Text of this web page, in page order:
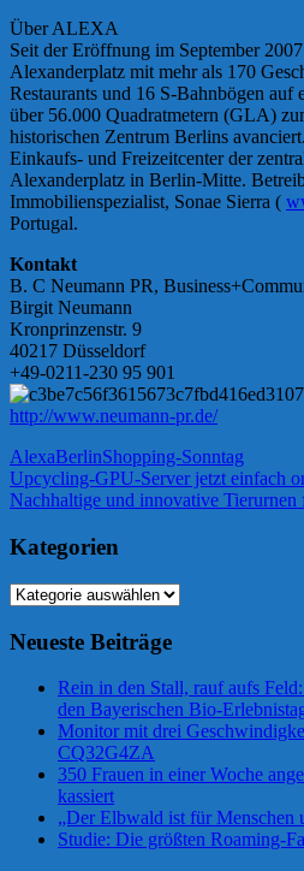
Über ALEXA
Seit der Eröffnung im September
Alexanderplatz mit mehr als 170
Restaurants und 16 S-Bahnbögen auf
über 56.000 Quadratmetern (GLA)
historischen Zentrum Berlins
Einkaufs- und Freizeitcenter der
Alexanderplatz in Berlin-Mitte.
Immobilienspezialist, Sonae Sierra (
Portugal.
Kontakt
B. C Neumann PR,
Birgit Neumann
Kronprinzenstr. 9
40217 Düsseldorf
+49-0211-230 95 901
http://www.neumann-pr.de/
AlexaBerlinShopping-Sonntag
Beitragsnavigation
Vorheriger
Beitrag:
Upcycling-GPU-Server jetzt einfach
Nächster
Nachhaltige und innovative
Kategorien
Kategorien
Neueste Beiträge
Rein in den Stall, rauf aufs
den Bayerischen Bio-
Monitor mit drei
CQ32G4ZA
350 Frauen in einer Woche
kassiert
„Der Elbwald ist für Menschen
Studie: Die größten Roaming-